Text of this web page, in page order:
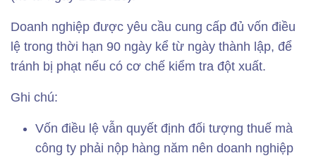
Doanh nghiệp được yêu cầu cung cấp đủ vốn điều
lệ trong thời hạn 90 ngày kể từ ngày thành lập, để
tránh bị phạt nếu có cơ chế kiểm tra đột xuất.
Ghi chú:
Vốn điều lệ vẫn quyết định đối tượng thuế mà
công ty phải nộp hàng năm nên doanh nghiệp